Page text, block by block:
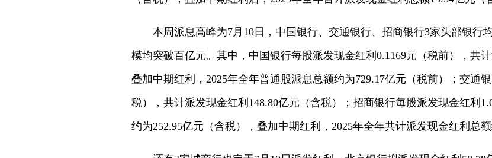
本周派息高峰为7月10日，中国银行、交通银行、招商银行3家头部银行
模均突破百亿元。其中，中国银行每股派发现金红利0.1169元（税前），共
叠加中期红利，2025年全年普通股派息总额约为729.17亿元（税前）；交通
税），共计派发现金红利148.80亿元（含税）；招商银行每股派发现金红利
约为252.95亿元（含税），叠加中期红利，2025年全年共计派发现金红利总额